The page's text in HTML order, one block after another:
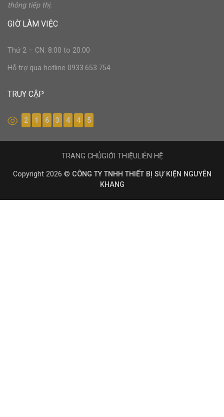
thông tiếp thị.
GIỜ LÀM VIỆC
Thứ 2 – CN: 8:00 to 20:00
Hỗ trợ qua hotline 0933.653.754
TRUY CẬP
2 1 6 3 4 4 5
Copyright 2026 © CÔNG TY TNHH THIẾT BỊ SỰ KIỆN NGUYÊN
KHANG
TRANG CHỦGIỚI THIỆULIÊN HỆ